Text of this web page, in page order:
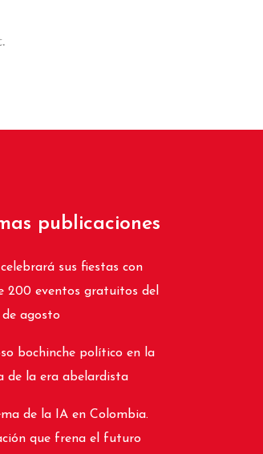
publicaciones
sus fiestas con
200 eventos gratuitos del
de agosto
bochinche político en la
de la era abelardista
de la IA en Colombia.
que frena el futuro